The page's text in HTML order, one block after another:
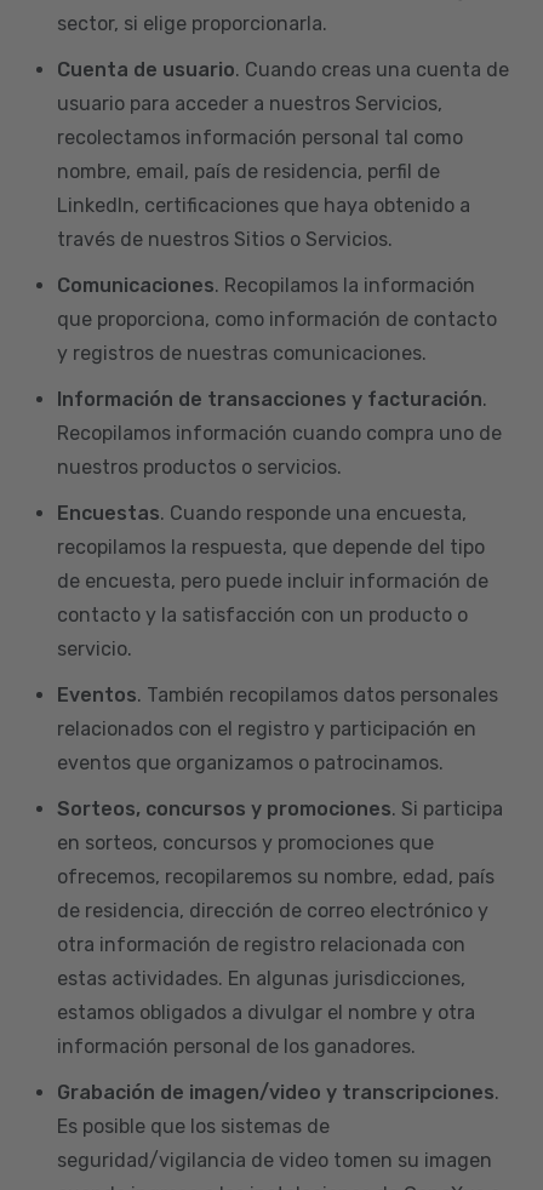
sector, si elige proporcionarla.
Cuenta de usuario. Cuando creas una cuenta de
usuario para acceder a nuestros Servicios,
recolectamos información personal tal como
nombre, email, país de residencia, perfil de
LinkedIn, certificaciones que haya obtenido a
través de nuestros Sitios o Servicios.
Comunicaciones. Recopilamos la información
que proporciona, como información de contacto
y registros de nuestras comunicaciones.
Información de transacciones y facturación.
Recopilamos información cuando compra uno de
nuestros productos o servicios.
Encuestas. Cuando responde una encuesta,
recopilamos la respuesta, que depende del tipo
de encuesta, pero puede incluir información de
contacto y la satisfacción con un producto o
servicio.
Eventos. También recopilamos datos personales
relacionados con el registro y participación en
eventos que organizamos o patrocinamos.
Sorteos, concursos y promociones. Si participa
en sorteos, concursos y promociones que
ofrecemos, recopilaremos su nombre, edad, país
de residencia, dirección de correo electrónico y
otra información de registro relacionada con
estas actividades. En algunas jurisdicciones,
estamos obligados a divulgar el nombre y otra
información personal de los ganadores.
Grabación de imagen/video y transcripciones.
Es posible que los sistemas de
seguridad/vigilancia de video tomen su imagen